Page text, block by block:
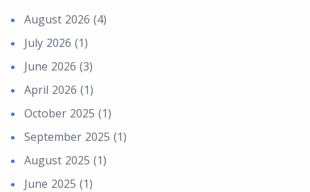
August 2026 (4)
July 2026 (1)
June 2026 (3)
April 2026 (1)
October 2025 (1)
September 2025 (1)
August 2025 (1)
June 2025 (1)